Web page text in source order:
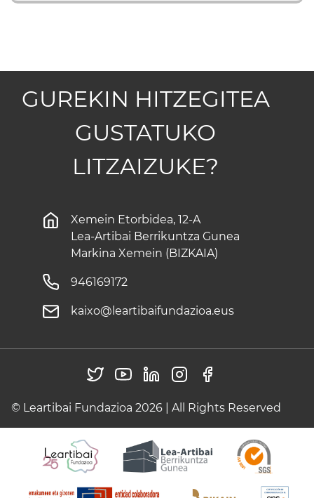
GUREKIN HITZEGITEA
GUSTATUKO
LITZAIZUKE?
Xemein Etorbidea, 12-A
Lea-Artibai Berrikuntza Gunea
Markina Xemein (BIZKAIA)
946169172
kaixo@leartibaifundazioa.eus
© Leartibai Fundazioa 2026 | All Rights Reserved